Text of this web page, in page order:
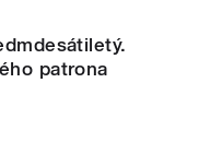
patrona